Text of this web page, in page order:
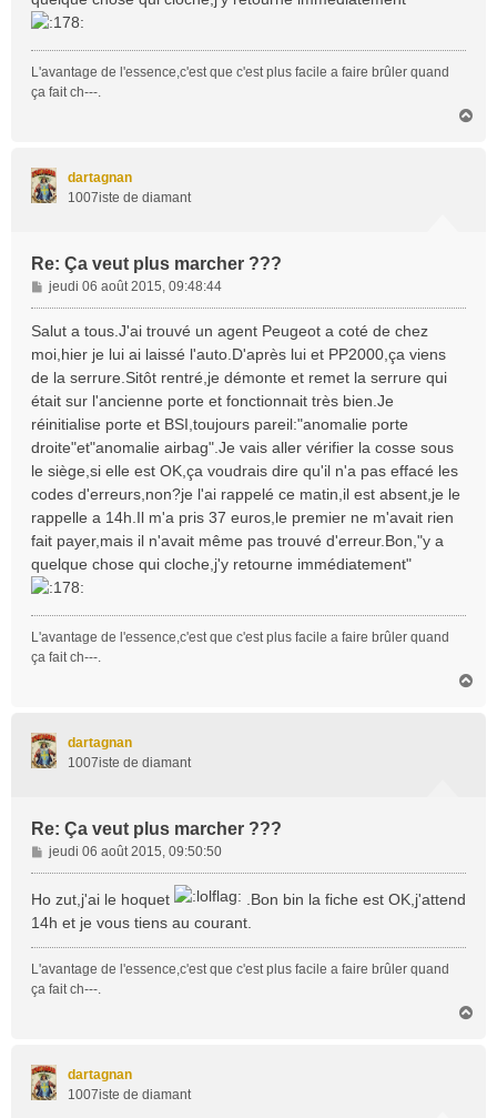
L'avantage de l'essence,c'est que c'est plus facile a faire brûler quand
ça fait ch---.
dartagnan
1007iste de diamant
Re: Ça veut plus marcher ???
M
e
a
g
e
jeudi 06 août 2015, 09:48:44
Salut a tous.J'ai trouvé un agent Peugeot a coté de chez
moi,hier je lui ai laissé l'auto.D'après lui et PP2000,ça viens
de la serrure.Sitôt rentré,je démonte et remet la serrure qui
était sur l'ancienne porte et fonctionnait très bien.Je
réinitialise porte et BSI,toujours pareil:"anomalie porte
droite"et"anomalie airbag".Je vais aller vérifier la cosse sous
le siège,si elle est OK,ça voudrais dire qu'il n'a pas effacé les
codes d'erreurs,non?je l'ai rappelé ce matin,il est absent,je le
rappelle a 14h.Il m'a pris 37 euros,le premier ne m'avait rien
fait payer,mais il n'avait même pas trouvé d'erreur.Bon,"y a
quelque chose qui cloche,j'y retourne immédiatement"
L'avantage de l'essence,c'est que c'est plus facile a faire brûler quand
ça fait ch---.
dartagnan
1007iste de diamant
Re: Ça veut plus marcher ???
M
e
s
a
g
e
jeudi 06 août 2015, 09:50:50
Ho zut,j'ai le hoquet
.Bon bin la fiche est OK,j'attend
14h et je vous tiens au courant.
L'avantage de l'essence,c'est que c'est plus facile a faire brûler quand
ça fait ch---.
dartagnan
1007iste de diamant